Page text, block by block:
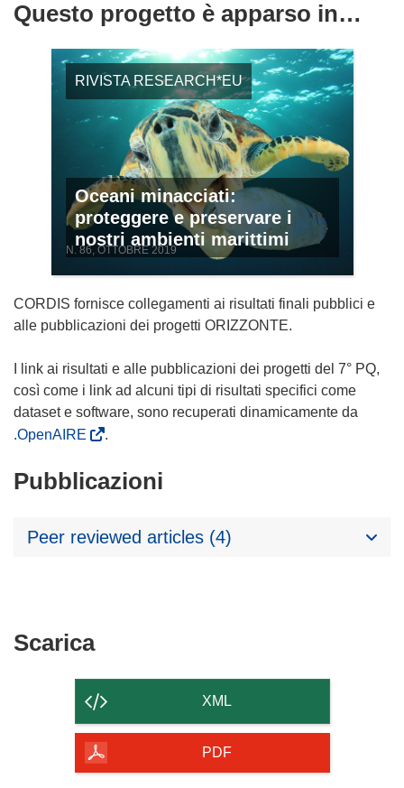
Questo progetto è apparso in…
RIVISTA RESEARCH*EU
Oceani minacciati:
proteggere e preservare i
nostri ambienti marittimi
N. 86, OTTOBRE 2019
CORDIS fornisce collegamenti ai risultati finali pubblici e
alle pubblicazioni dei progetti ORIZZONTE.
I link ai risultati e alle pubblicazioni dei progetti del 7° PQ,
così come i link ad alcuni tipi di risultati specifici come
dataset e software, sono recuperati dinamicamente da
.OpenAIRE
.
Pubblicazioni
Peer reviewed articles (4)
ScaricaScarica
contenuto
della
pagina
XML
PDF